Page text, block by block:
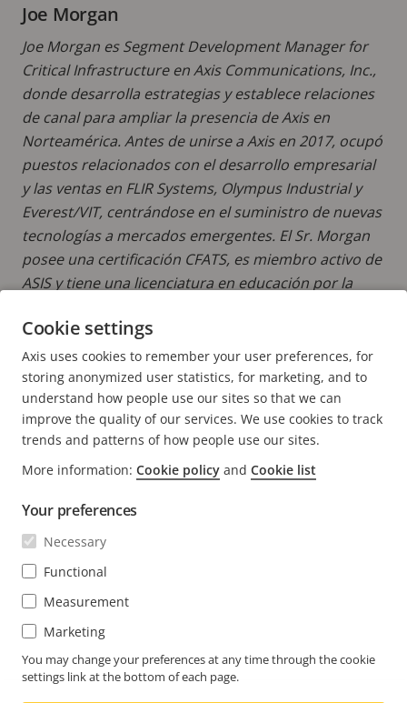
Joe Morgan
Joe Morgan es Segment Development Manager for
Critical Infrastructure en Axis Communications, Inc.,
donde desarrolla estrategias y establece relaciones
de canal para ampliar la presencia de Axis en
Norteamérica. Antes de unirse a Axis en 2017, ocupó
puestos relacionados con el desarrollo empresarial
y las ventas en FLIR Systems, Olympus Industrial y
Everest/VIT, centrándose en el suministro de nuevas
tecnologías a mercados emergentes. El Sr. Morgan
posee una certificación CFATS, es miembro activo de
ASIS y tiene una licenciatura en educación por la
MÁS INFORMACIÓN DE ENTRADAS DE JOE
FOOTER
CONTACTO
Contacto
Experience Center
NOTICIAS E HISTORIAS
Historias de clientes
Life at Axis
Engineering at Axis
SUSCRÍBASE
Suscríbase al boletín
Suscríbase a los correos electrónicos de notificación
de seguridad de Axis
COLOMBIA / ESPAÑOL SALA DE PRENSA
Cookie settings
Axis uses cookies to remember your user preferences, for
storing anonymized user statistics, for marketing, and to
understand how people use our sites so that we can
improve the quality of our services. We use cookies to track
trends and patterns of how people use our sites.
More information: Cookie policy and Cookie list
Your preferences
Necessary
Functional
Measurement
Marketing
You may change your preferences at any time through the cookie
settings link at the bottom of each page.